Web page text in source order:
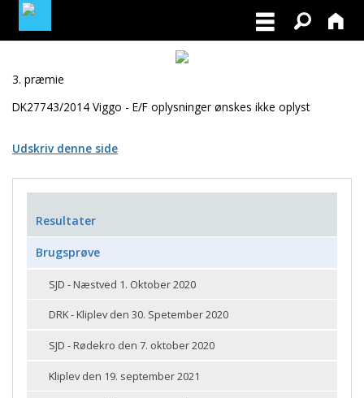
MEDLEMSLOGIN
BLIV MEDLEM
3. præmie
DK27743/2014 Viggo - E/F oplysninger ønskes ikke oplyst
Udskriv denne side
Resultater
Brugsprøve
SJD - Næstved 1. Oktober 2020
DRK - Kliplev den 30. Spetember 2020
SJD - Rødekro den 7. oktober 2020
Kliplev den 19. september 2021